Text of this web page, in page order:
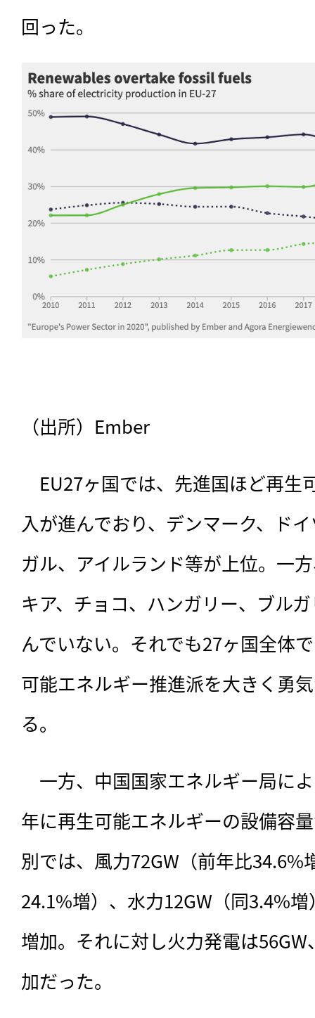
回った。
（出所）Ember
EU27ヶ国では、先進国ほど再生
入が進んでおり、デンマーク、ド
ガル、アイルランド等が上位。一
キア、チョコ、ハンガリー、ブル
んでいない。それでも27ヶ国全体
可能エネルギー推進派を大きく勇
る。
一方、中国国家エネルギー局に
年に再生可能エネルギーの設備容
別では、風力72GW（前年比34.6%
24.1%増）、水力12GW（同3.4%
増加。それに対し火力発電は
加だった。